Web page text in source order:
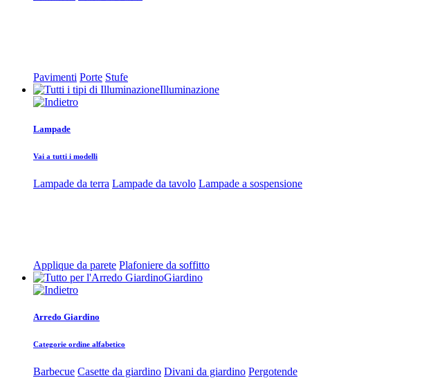
Pavimenti Porte Stufe
Illuminazione
Lampade
Vai a tutti i modelli
Lampade da terra Lampade da tavolo Lampade a sospensione
Applique da parete Plafoniere da soffitto
Giardino
Arredo Giardino
Categorie ordine alfabetico
Barbecue Casette da giardino Divani da giardino Pergotende